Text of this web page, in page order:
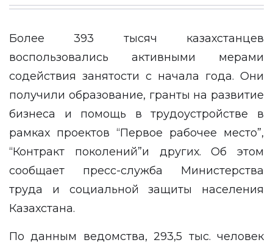
Более 393 тысяч казахстанцев
воспользовались активными мерами
содействия занятости с начала года. Они
получили образование, гранты на развитие
бизнеса и помощь в трудоустройстве в
рамках проектов “Первое рабочее место”,
“Контракт поколений”и других. Об этом
сообщает пресс-служба Министерства
труда и социальной защиты населения
Казахстана.
По данным ведомства, 293,5 тыс. человек